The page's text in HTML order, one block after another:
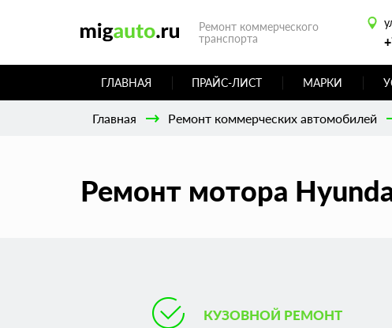
Ремонт коммерческого
транспорта
ГЛАВНАЯ ПРАЙС-ЛИСТ МАРКИ
Главная Ремонт коммерческих автомобилей
Ремонт мотора
КУЗОВНОЙ РЕМОНТ